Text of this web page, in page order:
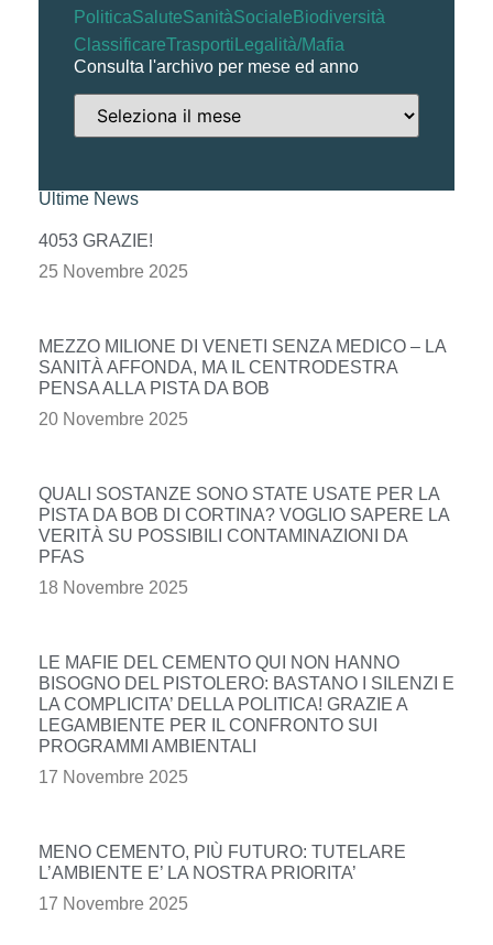
PoliticaSaluteSanitàSociale Biodiversità
ClassificareTrasporti Legalità/Mafia
Consulta l'archivo per mese ed anno
Ultime News
4053 GRAZIE!
25 Novembre 2025
MEZZO MILIONE DI VENETI SENZA MEDICO – LA
SANITÀ AFFONDA, MA IL CENTRODESTRA
PENSA ALLA PISTA DA BOB
20 Novembre 2025
QUALI SOSTANZE SONO STATE USATE PER LA
PISTA DA BOB DI CORTINA? VOGLIO SAPERE LA
VERITÀ SU POSSIBILI CONTAMINAZIONI DA
PFAS
18 Novembre 2025
LE MAFIE DEL CEMENTO QUI NON HANNO
BISOGNO DEL PISTOLERO: BASTANO I SILENZI E
LA COMPLICITA’ DELLA POLITICA! GRAZIE A
LEGAMBIENTE PER IL CONFRONTO SUI
PROGRAMMI AMBIENTALI
17 Novembre 2025
MENO CEMENTO, PIÙ FUTURO: TUTELARE
L’AMBIENTE E’ LA NOSTRA PRIORITA’
17 Novembre 2025